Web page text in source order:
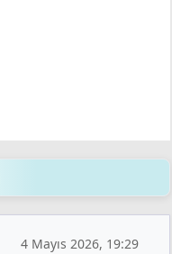
4 Mayıs 2026, 19:29